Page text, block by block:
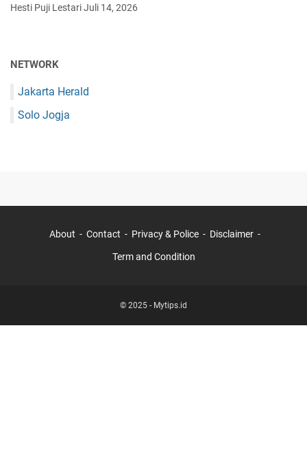
Hesti Puji LestariJuli 14, 2026
NETWORK
Jakarta Herald
Solo Jogja
About Contact Privacy & Police Disclaimer
Term and Condition
© 2025 - Mytips.id